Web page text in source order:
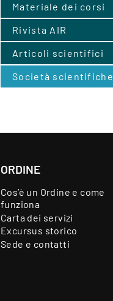
Materiale dei corsi
Rivista AIR
Articoli scientifici
Società scientifiche
ORDINE
Cos’è un Ordine e come
funziona
Carta dei servizi
Excursus storico
Sede e contatti